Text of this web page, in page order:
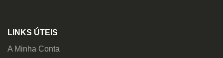
LINKS ÚTEIS
A Minha Conta